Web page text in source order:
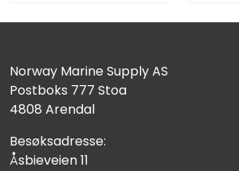
Norway Marine Supply AS
Postboks 777 Stoa
4808 Arendal
Besøksadresse:
Åsbieveien 11